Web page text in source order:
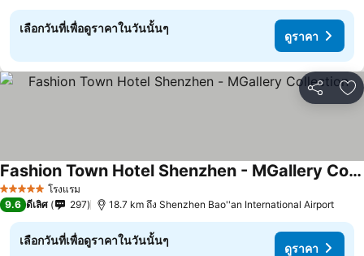
เลือกวันที่เพื่อดูราคาในวันนั้นๆ
ดูราคา
แชร์ เ
5 ดาว โรงแรม
Fashion Town Hotel Shenzhen - MGallery Collection
ดูราคา
9.6 ดีเลิศ 297 18.7 km ถึง Shenzhen Bao''an International Airport
เลือกวันที่เพื่อดูราคาในวันนั้นๆ
ดูราคา